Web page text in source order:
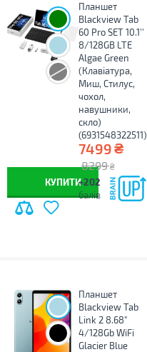
Планшет
Blackview Tab
60 Pro SET 10.1''
8/128GB LTE
Algae Green
(Клавіатура,
Миш, Стилус,
чохол,
навушники,
скло)
(6931548322511)
7499₴
8299 ₴
+202
балів
КУПИТИ
Планшет
Blackview Tab
Link 2 8.68"
4/128Gb WiFi
Glacier Blue